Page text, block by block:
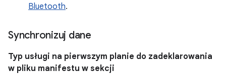
Bluetooth.
Synchronizuj dane
Typ usługi na pierwszym planie do zadeklarowania
w pliku manifestu w sekcji